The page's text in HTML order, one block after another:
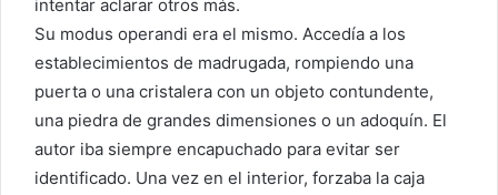
intentar aclarar otros más.
Su modus operandi era el mismo. Accedía a los
establecimientos de madrugada, rompiendo una
puerta o una cristalera con un objeto contundente,
una piedra de grandes dimensiones o un adoquín. El
autor iba siempre encapuchado para evitar ser
identificado. Una vez en el interior, forzaba la caja